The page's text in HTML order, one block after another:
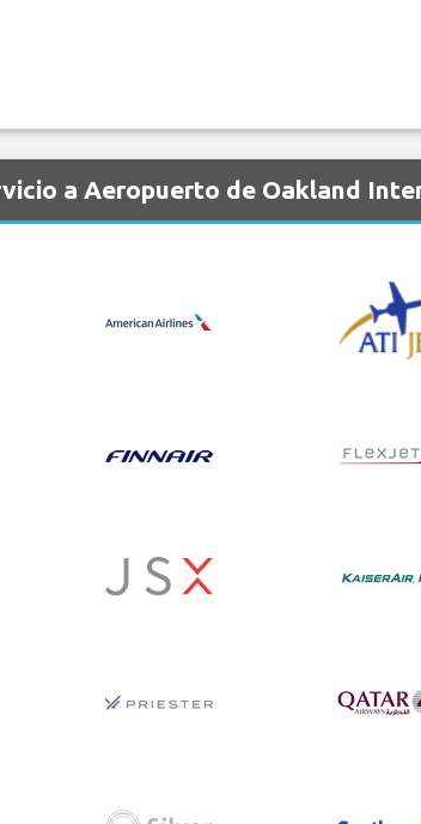
a Aeropuerto de Oakland